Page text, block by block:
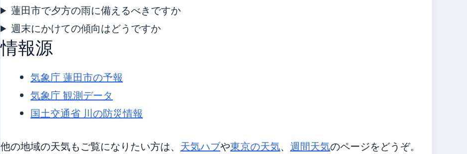
蓮田市で夕方の雨に備えるべきですか
週末にかけての傾向はどうですか
情報源
気象庁 蓮田市の予報
気象庁 観測データ
国土交通省 川の防災情報
他の地域の天気もご覧になりたい方は、 天気ハブや東京の天気、 週間天気のページをどうぞ。